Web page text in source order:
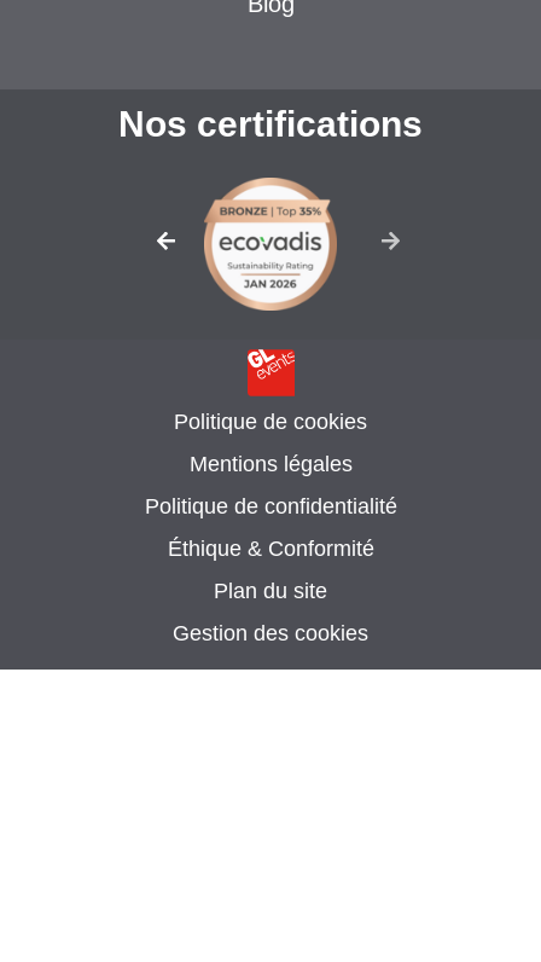
Nos certifications
Politique de cookies
Mentions légales
Politique de confidentialité
Éthique & Conformité
Plan du site
Gestion des cookies